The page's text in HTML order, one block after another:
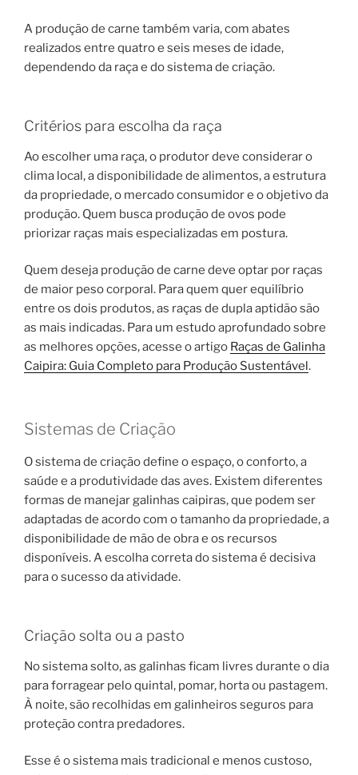
A produção de carne também varia, com abates
realizados entre quatro e seis meses de idade,
dependendo da raça e do sistema de criação.
Critérios para escolha da raça
Ao escolher uma raça, o produtor deve considerar o
clima local, a disponibilidade de alimentos, a estrutura
da propriedade, o mercado consumidor e o objetivo da
produção. Quem busca produção de ovos pode
priorizar raças mais especializadas em postura.
Quem deseja produção de carne deve optar por raças
de maior peso corporal. Para quem quer equilíbrio
entre os dois produtos, as raças de dupla aptidão são
as mais indicadas. Para um estudo aprofundado sobre
as melhores opções, acesse o artigo Raças de Galinha
Caipira: Guia Completo para Produção Sustentável .
Sistemas de Criação
O sistema de criação define o espaço, o conforto, a
saúde e a produtividade das aves. Existem diferentes
formas de manejar galinhas caipiras, que podem ser
adaptadas de acordo com o tamanho da propriedade, a
disponibilidade de mão de obra e os recursos
disponíveis. A escolha correta do sistema é decisiva
para o sucesso da atividade.
Criação solta ou a pasto
No sistema solto, as galinhas ficam livres durante o dia
para forragear pelo quintal, pomar, horta ou pastagem.
À noite, são recolhidas em galinheiros seguros para
proteção contra predadores.
Esse é o sistema mais tradicional e menos custoso,